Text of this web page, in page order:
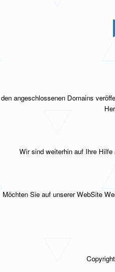
angeschlossenen Domains
Wir sind weiterhin auf Ihre Hilfe
Möchten Sie auf unserer WebSite